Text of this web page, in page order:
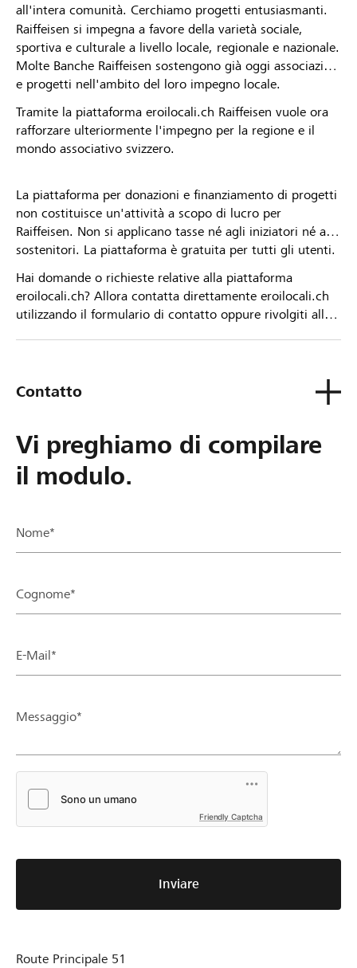
all'intera comunità. Cerchiamo progetti entusiasmanti.
Raiffeisen si impegna a favore della varietà sociale,
sportiva e culturale a livello locale, regionale e nazionale.
Molte Banche Raiffeisen sostengono già oggi associazioni
e progetti nell'ambito del loro impegno locale.
Tramite la piattaforma eroilocali.ch Raiffeisen vuole ora
rafforzare ulteriormente l'impegno per la regione e il
mondo associativo svizzero.
La piattaforma per donazioni e finanziamento di progetti
non costituisce un'attività a scopo di lucro per
Raiffeisen. Non si applicano tasse né agli iniziatori né ai
sostenitori. La piattaforma è gratuita per tutti gli utenti.
Hai domande o richieste relative alla piattaforma
eroilocali.ch? Allora contatta direttamente eroilocali.ch
utilizzando il formulario di contatto oppure rivolgiti alla
Contatto
Vi preghiamo di compilare
il modulo.
Nome*
Cognome*
E-Mail*
Messaggio*
Friendly Captcha
Inviare
Route Principale 51